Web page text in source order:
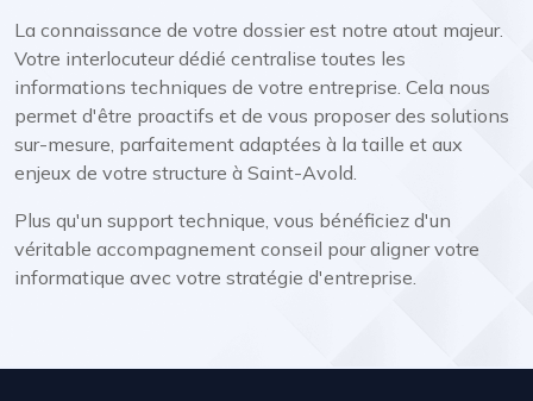
La connaissance de votre dossier est notre atout majeur.
Votre interlocuteur dédié centralise toutes les
informations techniques de votre entreprise. Cela nous
permet d'être proactifs et de vous proposer des solutions
sur-mesure, parfaitement adaptées à la taille et aux
enjeux de votre structure à Saint-Avold.
Plus qu'un support technique, vous bénéficiez d'un
véritable accompagnement conseil pour aligner votre
informatique avec votre stratégie d'entreprise.